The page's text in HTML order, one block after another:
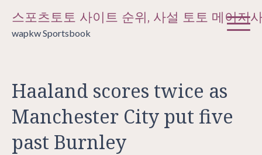
content
스포츠토토 사이트 순위, 사설 토토 메이저
wapkw Sportsbook
Haaland scores twice as
Manchester City put five
past Burnley